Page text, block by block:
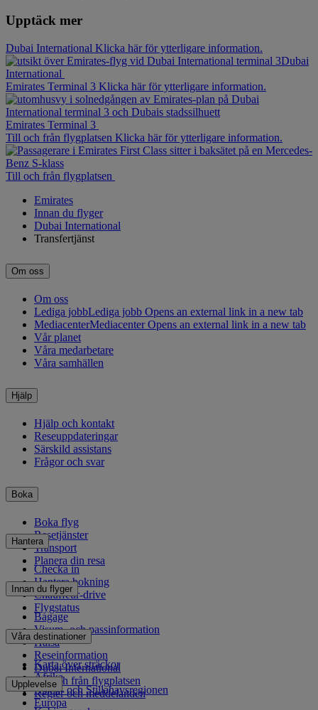
Upptäck mer
Dubai International Klicka här för ytterligare information.
Dubai
International
Emirates Terminal 3 Klicka här för ytterligare information.
Emirates Terminal 3
Till och från flygplatsen Klicka här för ytterligare information.
Till och från flygplatsen
Emirates
Innan du flyger
Dubai International
Transfertjänst
Om oss
Om oss
Lediga jobbLediga jobb Opens an external link in a new tab
MediacenterMediacenter Opens an external link in a new tab
Vår planet
Våra medarbetare
Våra samhällen
Hjälp
Hjälp och kontakt
Reseuppdateringar
Särskild assistans
Frågor och svar
Boka
Boka flyg
Resetjänster
Transport
Planera din resa
Hantera
Checka in
Hantera bokning
Chauffeur-drive
Flygstatus
Innan du flyger
Bagage
Visum- och passinformation
Hälsa
Reseinformation
Dubai International
Till och från flygplatsen
Regler och meddelanden
Våra destinationer
Karta över sträckor
Afrika
Asien- och Stillahavsregionen
Europa
Upplevelse